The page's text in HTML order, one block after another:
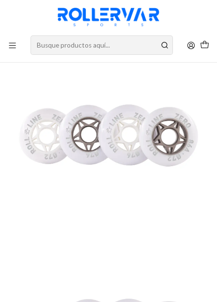
DESPACHOS A TODO CHILE